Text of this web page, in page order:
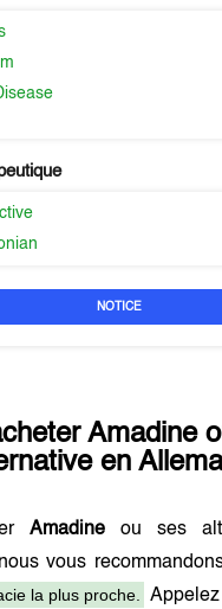
NOTICE
Amadine
en
Amadineou ses
vous
la plus proche.